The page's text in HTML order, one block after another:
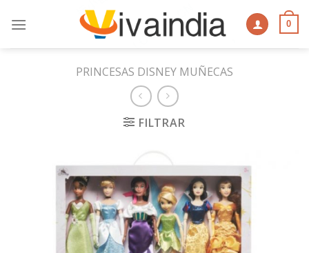
0
PRINCESAS DISNEY MUÑECAS
FILTRAR